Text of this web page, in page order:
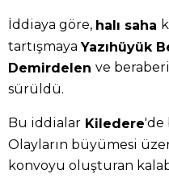
İddiaya göre, halı saha
tartışmayaYazıhüyük
Demirdelen ve
sürüldü.
Bu iddialar Kiledere'de
Olayların büyümesi
konvoyu oluşturan